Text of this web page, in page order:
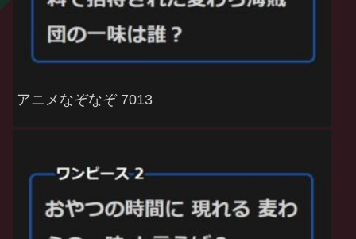
アニメなぞなぞ 7013